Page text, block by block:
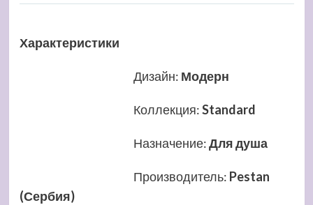
Характеристики
Дизайн: Модерн
Коллекция:Standard
Назначение:Для душа
Производитель: Pestan
(Сербия)